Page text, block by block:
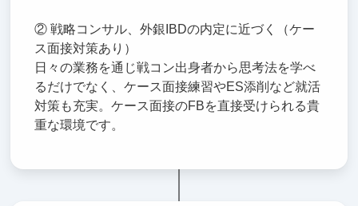
② 戦略コンサル、外銀IBDの内定に近づく（ケー
ス面接対策あり）
日々の業務を通じ戦コン出身者から思考法を学べ
るだけでなく、ケース面接練習やES添削など就活
対策も充実。ケース面接のFBを直接受けられる貴
重な環境です。